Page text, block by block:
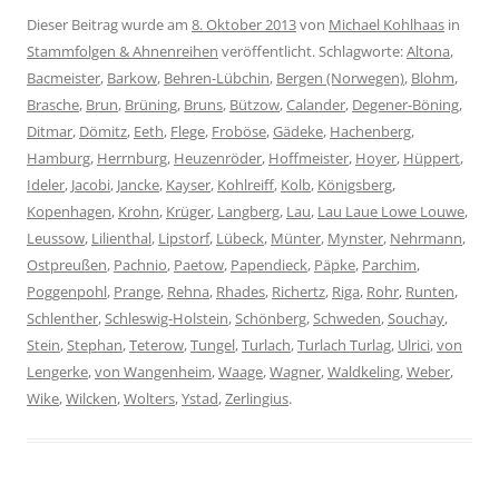
Dieser Beitrag wurde am 8. Oktober 2013von Michael Kohlhaas in
Stammfolgen & Ahnenreihen veröffentlicht. Schlagworte:Altona,
Bacmeister, Barkow, Behren-Lübchin, Bergen (Norwegen), Blohm,
Brasche, Brun, Brüning, Bruns, Bützow,Calander, Degener-Böning,
Ditmar, Dömitz, Eeth, Flege, Froböse,Gädeke, Hachenberg,
Hamburg, Herrnburg, Heuzenröder, Hoffmeister, Hoyer, Hüppert,
Ideler, Jacobi, Jancke, Kayser, Kohlreiff, Kolb, Königsberg,
Kopenhagen, Krohn, Krüger, Langberg, Lau, Lau Laue Lowe Louwe,
Leussow, Lilienthal, Lipstorf, Lübeck, Münter, Mynster, Nehrmann,
Ostpreußen, Pachnio, Paetow, Papendieck, Päpke, Parchim,
Poggenpohl, Prange, Rehna, Rhades, Richertz, Riga, Rohr, Runten,
Schlenther,Schleswig-Holstein,Schönberg,Schweden,Souchay,
Stein,Stephan,Teterow,Tungel,Turlach,Turlach Turlag, Ulrici,von
Lengerke,von Wangenheim,Waage,Wagner,Waldkeling,Weber,
Wike,Wilcken,Wolters,Ystad,Zerlingius.